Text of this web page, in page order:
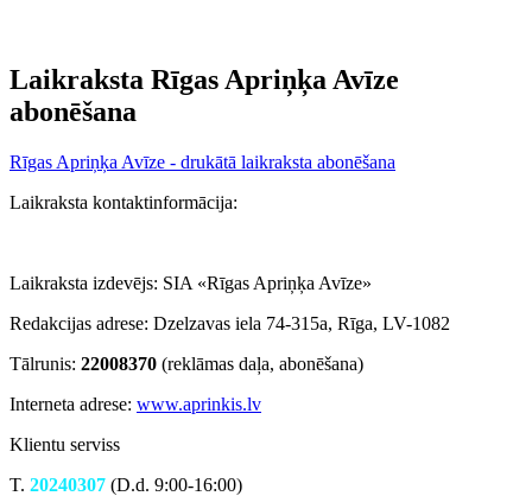
Laikraksta Rīgas Apriņķa Avīze
abonēšana
Rīgas Apriņķa Avīze - drukātā laikraksta abonēšana
Laikraksta kontaktinformācija:
Laikraksta izdevējs: SIA «Rīgas Apriņķa Avīze»
Redakcijas adrese: Dzelzavas iela 74-315a, Rīga, LV-1082
Tālrunis: 22008370 (reklāmas daļa, abonēšana)
Interneta adrese: www.aprinkis.lv
Klientu serviss
T. 20240307 (D.d. 9:00-16:00)